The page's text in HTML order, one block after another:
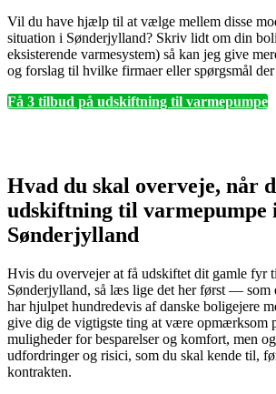
Vil du have hjælp til at vælge mellem disse
situation i Sønderjylland? Skriv lidt om din
eksisterende varmesystem) så kan jeg give
og forslag til hvilke firmaer eller spørgsmål der
Få 3 tilbud på udskiftning til varmepumpe
Hvad du skal overveje, når
udskiftning til varmepumpe
Sønderjylland
Hvis du overvejer at få udskiftet dit gamle fyr
Sønderjylland, så læs lige det her først — som
har hjulpet hundredevis af danske boligejere
give dig de vigtigste ting at være opmærksom
muligheder for besparelser og komfort, men
udfordringer og risici, som du skal kende til,
kontrakten.